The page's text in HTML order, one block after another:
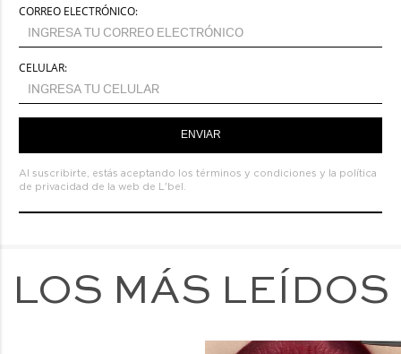
CORREO ELECTRÓNICO:
CELULAR:
ENVIAR
Al suscribirte, estás aceptando los términos y condiciones y la política
de privacidad de la web de L'bel.
LOS MÁS LEÍDOS